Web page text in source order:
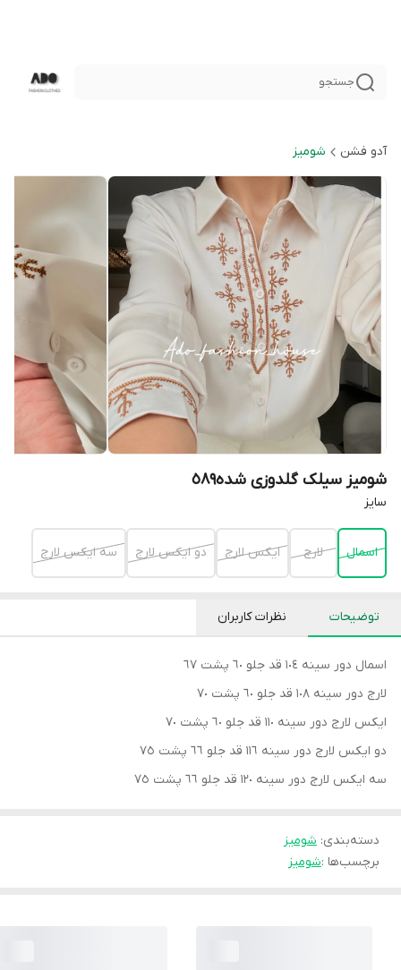
جستجو
آدو فشن شوميز
شومیز سیلک گلدوزی شده٥٨٩
سايز
اسمال لارج ايكس لارج دو ايكس لارج سه ايكس لارج
توضیحات نظرات کاربران
اسمال دور سينه ١٠٤ قد جلو ٦٠ پشت ٦٧
لارج دور سينه ١٠٨ قد جلو ٦٠ پشت ٧٠
ايكس لارج دور سينه ١١٠ قد جلو ٦٠ پشت ٧٠
دو ايكس لارج دور سينه ١١٦ قد جلو ٦٦ پشت ٧٥
سه ايكس لارج دور سينه ١٢٠ قد جلو ٦٦ پشت ٧٥
دسته‌بندی: شوميز
برچسب‌ها :شومیز